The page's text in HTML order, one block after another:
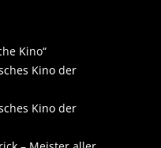
Kino“
Kino der
Kino der